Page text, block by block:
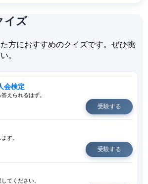
イズ
方におすすめのクイズです。ぜひ挑
。
会検定
えられるはず。
受験する
す。
受験する
てください。